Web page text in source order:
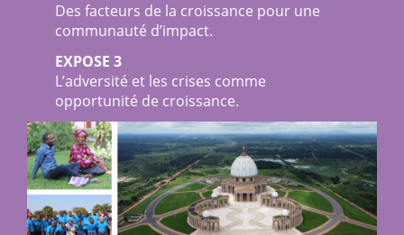
Des facteurs de la croissance pour une
communauté d’impact.
EXPOSE 3
L’adversité et les crises comme
opportunité de croissance.